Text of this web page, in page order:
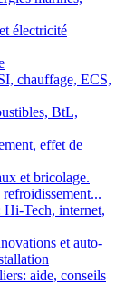
électricité
chauffage, ECS,
BtL,
effet de
et bricolage.
Tech, internet,
et auto-
aide, conseils